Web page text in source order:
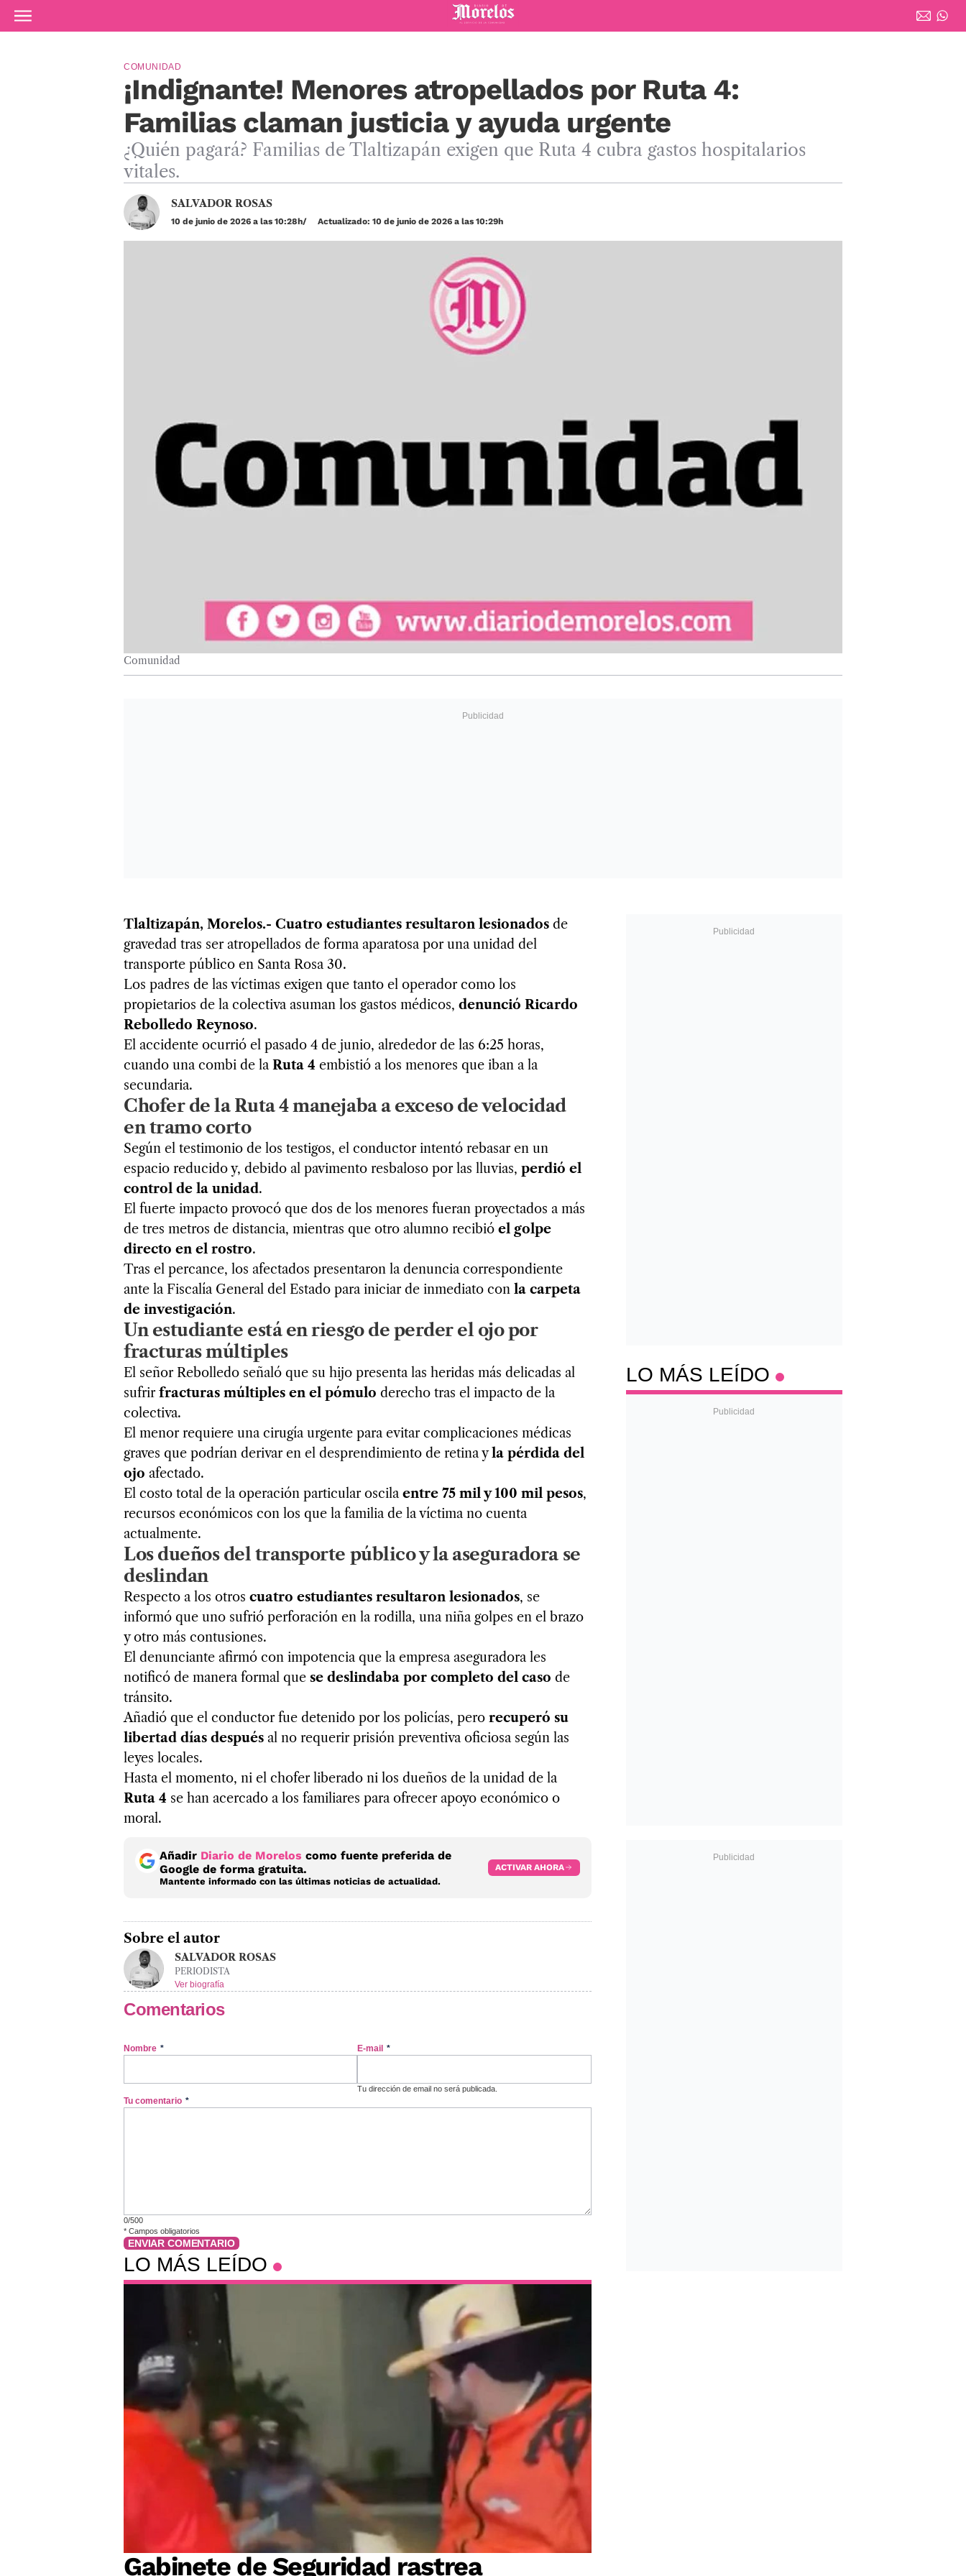
Ir al contenido principal
Diario de Morelos
¡Indignante! Menores atropellados por Ruta 4:
Familias claman justicia y ayuda urgente
COMUNIDAD
¿Quién pagará? Familias de Tlaltizapán exigen que Ruta 4 cubra gastos hospitalarios
vitales.
SALVADOR ROSAS
10 de junio de 2026 a las 10:28h Actualizado: 10 de junio de 2026 a las 10:29h
Comunidad
Tlaltizapán, Morelos.- Cuatro estudiantes resultaron lesionados de
gravedad tras ser atropellados de forma aparatosa por una unidad del
transporte público en Santa Rosa 30.
Los padres de las víctimas exigen que tanto el operador como los
propietarios de la colectiva asuman los gastos médicos, denunció Ricardo
Rebolledo Reynoso.
El accidente ocurrió el pasado 4 de junio, alrededor de las 6:25 horas,
cuando una combi de la Ruta 4 embistió a los menores que iban a la
secundaria.
Chofer de la Ruta 4 manejaba a exceso de velocidad
en tramo corto
Según el testimonio de los testigos, el conductor intentó rebasar en un
espacio reducido y, debido al pavimento resbaloso por las lluvias, perdió el
control de la unidad.
El fuerte impacto provocó que dos de los menores fueran proyectados a más
de tres metros de distancia, mientras que otro alumno recibió el golpe
directo en el rostro.
Tras el percance, los afectados presentaron la denuncia correspondiente
ante la Fiscalía General del Estado para iniciar de inmediato con la carpeta
de investigación.
Un estudiante está en riesgo de perder el ojo por
fracturas múltiples
El señor Rebolledo señaló que su hijo presenta las heridas más delicadas al
sufrir fracturas múltiples en el pómulo derecho tras el impacto de la
colectiva.
El menor requiere una cirugía urgente para evitar complicaciones médicas
graves que podrían derivar en el desprendimiento de retina yla pérdida del
ojo afectado.
El costo total de la operación particular oscila entre 75 mil y 100 mil pesos,
recursos económicos con los que la familia de la víctima no cuenta
actualmente.
Los dueños del transporte público y la aseguradora se
deslindan
Respecto a los otros cuatro estudiantes resultaron lesionados, se
informó que uno sufrió perforación en la rodilla, una niña golpes en el brazo
y otro más contusiones.
El denunciante afirmó con impotencia que la empresa aseguradora les
notificó de manera formal que se deslindaba por completo del caso de
tránsito.
Añadió que el conductor fue detenido por los policías, pero recuperó su
libertad días después al no requerir prisión preventiva oficiosa según las
leyes locales.
Hasta el momento, ni el chofer liberado ni los dueños de la unidad de la
Ruta 4 se han acercado a los familiares para ofrecer apoyo económico o
moral.
Añadir Diario de Morelos como fuente preferida de
Google de forma gratuita.
Mantente informado con las últimas noticias de actualidad.
ACTIVAR AHORA
Sobre el autor
SALVADOR ROSAS
PERIODISTA
Ver biografía
Comentarios
Nombre * E-mail *
Tu dirección de email no será publicada.
Tu comentario *
0/500
* Campos obligatorios
ENVIAR COMENTARIO
LO MÁS LEÍDO
Gabinete de Seguridad rastrea
LO MÁS LEÍDO